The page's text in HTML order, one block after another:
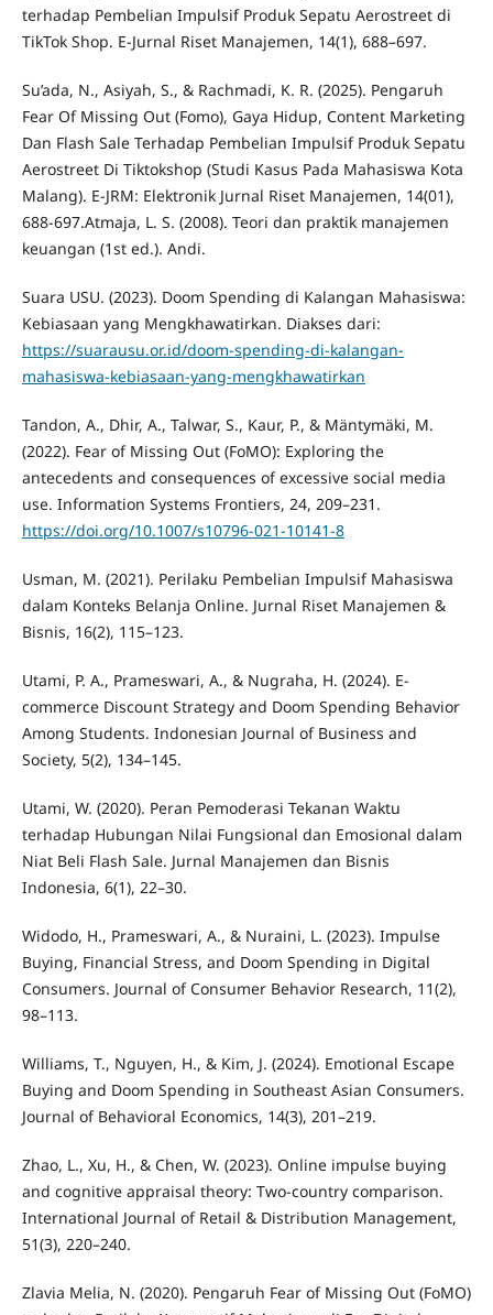
terhadap Pembelian Impulsif Produk Sepatu Aerostreet di
TikTok Shop. E-Jurnal Riset Manajemen, 14(1), 688–697.
Su’ada, N., Asiyah, S., & Rachmadi, K. R. (2025). Pengaruh
Fear Of Missing Out (Fomo), Gaya Hidup, Content Marketing
Dan Flash Sale Terhadap Pembelian Impulsif Produk Sepatu
Aerostreet Di Tiktokshop (Studi Kasus Pada Mahasiswa Kota
Malang). E-JRM: Elektronik Jurnal Riset Manajemen, 14(01),
688-697.Atmaja, L. S. (2008). Teori dan praktik manajemen
keuangan (1st ed.). Andi.
Suara USU. (2023). Doom Spending di Kalangan Mahasiswa:
Kebiasaan yang Mengkhawatirkan. Diakses dari:
https://suarausu.or.id/doom-spending-di-kalangan-
mahasiswa-kebiasaan-yang-mengkhawatirkan
Tandon, A., Dhir, A., Talwar, S., Kaur, P., & Mäntymäki, M.
(2022). Fear of Missing Out (FoMO): Exploring the
antecedents and consequences of excessive social media
use. Information Systems Frontiers, 24, 209–231.
https://doi.org/10.1007/s10796-021-10141-8
Usman, M. (2021). Perilaku Pembelian Impulsif Mahasiswa
dalam Konteks Belanja Online. Jurnal Riset Manajemen &
Bisnis, 16(2), 115–123.
Utami, P. A., Prameswari, A., & Nugraha, H. (2024). E-
commerce Discount Strategy and Doom Spending Behavior
Among Students. Indonesian Journal of Business and
Society, 5(2), 134–145.
Utami, W. (2020). Peran Pemoderasi Tekanan Waktu
terhadap Hubungan Nilai Fungsional dan Emosional dalam
Niat Beli Flash Sale. Jurnal Manajemen dan Bisnis
Indonesia, 6(1), 22–30.
Widodo, H., Prameswari, A., & Nuraini, L. (2023). Impulse
Buying, Financial Stress, and Doom Spending in Digital
Consumers. Journal of Consumer Behavior Research, 11(2),
98–113.
Williams, T., Nguyen, H., & Kim, J. (2024). Emotional Escape
Buying and Doom Spending in Southeast Asian Consumers.
Journal of Behavioral Economics, 14(3), 201–219.
Zhao, L., Xu, H., & Chen, W. (2023). Online impulse buying
and cognitive appraisal theory: Two-country comparison.
International Journal of Retail & Distribution Management,
51(3), 220–240.
Zlavia Melia, N. (2020). Pengaruh Fear of Missing Out (FoMO)